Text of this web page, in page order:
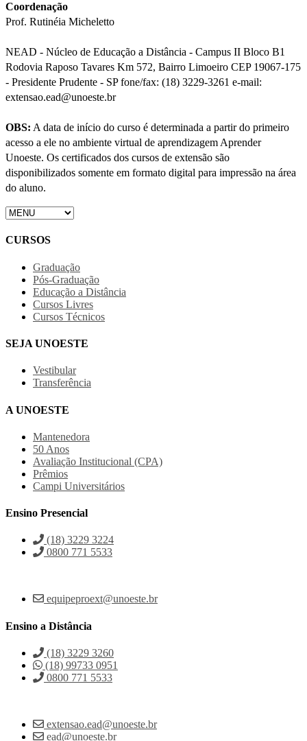
Coordenação
Prof. Rutinéia Micheletto
NEAD - Núcleo de Educação a Distância - Campus II Bloco B1
Rodovia Raposo Tavares Km 572, Bairro Limoeiro CEP 19067-175
- Presidente Prudente - SP fone/fax: (18) 3229-3261 e-mail:
extensao.ead@unoeste.br
OBS: A data de início do curso é determinada a partir do primeiro
acesso a ele no ambiente virtual de aprendizagem Aprender
Unoeste. Os certificados dos cursos de extensão são
disponibilizados somente em formato digital para impressão na área
do aluno.
CURSOS
Graduação
Pós-Graduação
Educação a Distância
Cursos Livres
Cursos Técnicos
SEJA UNOESTE
Vestibular
Transferência
A UNOESTE
Mantenedora
50 Anos
Avaliação Institucional (CPA)
Prêmios
Campi Universitários
Ensino Presencial
(18) 3229 3224
0800 771 5533
equipeproext@unoeste.br
Ensino a Distância
(18) 3229 3260
(18) 99733 0951
0800 771 5533
extensao.ead@unoeste.br
ead@unoeste.br